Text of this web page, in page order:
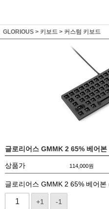
GLORIOUS > 키보드 > 커스텀 키보드
글로리어스 GMMK 2 65% 베어
상품가 114,000원
글로리어스 GMMK 2 65% 베어
+1 -1